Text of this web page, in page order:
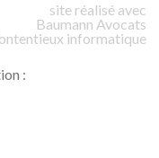
site réalisé avec
Baumann Avocats
informatique
: